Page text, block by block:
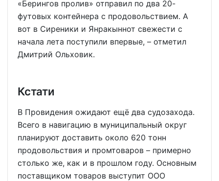
«Берингов пролив» отправил по два 20-
футовых контейнера с продовольствием. А
вот в Сиреники и Янракыннот свежести с
начала лета поступили впервые, – отметил
Дмитрий Ольховик.
Кстати
В Провидения ожидают ещё два судозахода.
Всего в навигацию в муниципальный округ
планируют доставить около 620 тонн
продовольствия и промтоваров – примерно
столько же, как и в прошлом году. Основным
поставщиком товаров выступит ООО